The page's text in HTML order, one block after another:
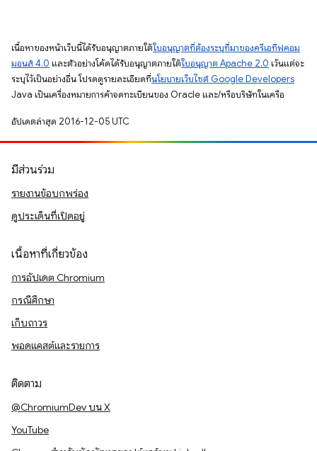
เนื้อหาของหน้าเว็บนี้ได้รับอนุญาตภายใต้ใบอนุญาตที่ต้องระบุที่มาของครีเอทีฟคอม
มอนส์ 4.0 และตัวอย่างโค้ดได้รับอนุญาตภายใต้ใบอนุญาต Apache 2.0 เว้นแต่จะ
ระบุไว้เป็นอย่างอื่น โปรดดูรายละเอียดที่นโยบายเว็บไซต์ Google Developers
Java เป็นเครื่องหมายการค้าจดทะเบียนของ Oracle และ/หรือบริษัทในเครือ
อัปเดตล่าสุด 2016-12-05 UTC
มีส่วนร่วม
รายงานข้อบกพร่อง
ดูประเด็นที่เปิดอยู่
เนื้อหาที่เกี่ยวข้อง
การอัปเดต Chromium
กรณีศึกษา
เก็บถาวร
พอดแคสต์และรายการ
ติดตาม
@ChromiumDev บน X
YouTube